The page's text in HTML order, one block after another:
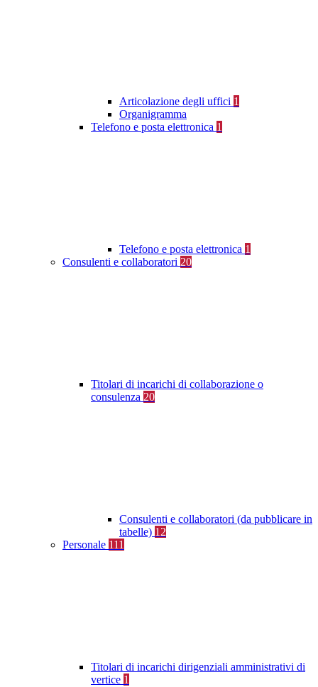
Articolazione degli uffici 1
Organigramma
Telefono e posta elettronica 1
Telefono e posta elettronica 1
Consulenti e collaboratori 20
Titolari di incarichi di collaborazione o
consulenza 20
Consulenti e collaboratori (da pubblicare in
tabelle) 12
Personale 111
Titolari di incarichi dirigenziali amministrativi di
vertice 1